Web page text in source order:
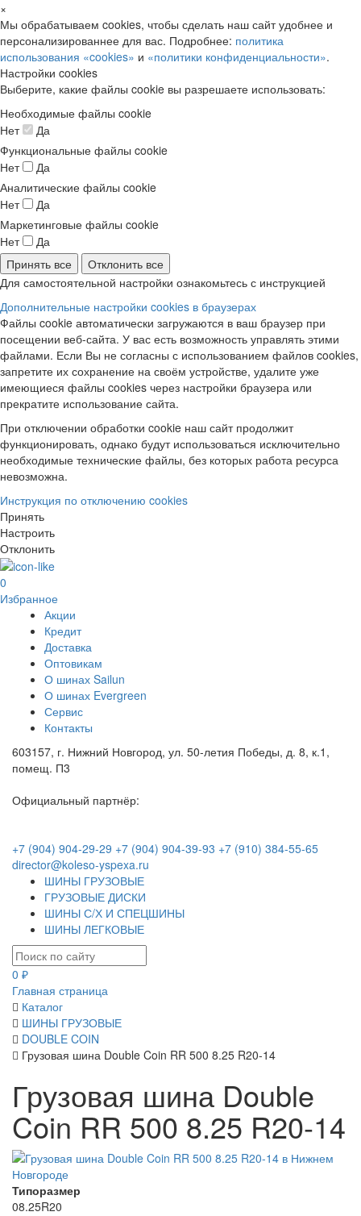
×
Мы обрабатываем cookies, чтобы сделать наш сайт удобнее и
персонализированнее для вас. Подробнее: политика
использования «cookies» и «политики конфиденциальности».
Настройки cookies
Выберите, какие файлы cookie вы разрешаете использовать:
Необходимые файлы cookie
Нет
Да
Функциональные файлы cookie
Нет
Да
Аналитические файлы cookie
Нет
Да
Маркетинговые файлы cookie
Нет
Да
Принять все
Отклонить все
Для самостоятельной настройки ознакомьтесь с инструкцией
Дополнительные настройки cookies в браузерах
Файлы cookie автоматически загружаются в ваш браузер при
посещении веб-сайта. У вас есть возможность управлять этими
файлами. Если Вы не согласны с использованием файлов cookies,
запретите их сохранение на своём устройстве, удалите уже
имеющиеся файлы cookies через настройки браузера или
прекратите использование сайта.
При отключении обработки cookie наш сайт продолжит
функционировать, однако будут использоваться исключительно
необходимые технические файлы, без которых работа ресурса
невозможна.
Инструкция по отключению cookies
Принять
Настроить
Отклонить
0
Избранное
Акции
Кредит
Доставка
Оптовикам
О шинах Sailun
О шинах Evergreen
Сервис
Контакты
603157, г. Нижний Новгород, ул. 50-летия Победы, д. 8, к.1,
помещ. П3
Официальный партнёр:
+7 (904) 904-29-29 +7 (904) 904-39-93 +7 (910) 384-55-65
director@koleso-yspexa.ru
ШИНЫ ГРУЗОВЫЕ
ГРУЗОВЫЕ ДИСКИ
ШИНЫ С/Х И СПЕЦШИНЫ
ШИНЫ ЛЕГКОВЫЕ
0 ₽
Главная страница
Каталог
ШИНЫ ГРУЗОВЫЕ
DOUBLE COIN
Грузовая шина Double Coin RR 500 8.25 R20-14
Грузовая шина Double
Coin RR 500 8.25 R20-14
Типоразмер
08.25R20